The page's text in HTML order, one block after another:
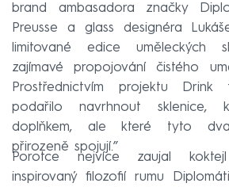
brand ambasadora značky
Preusse a glass designéra
limitované edice uměleckých
zajímavé propojování čistého
Prostřednictvím projektu
podařilo navrhnout sklenice,
doplňkem, ale které tyto
přirozeně spojují.”
Porotce nejvíce zaujal
inspirovaný filozofií rumu